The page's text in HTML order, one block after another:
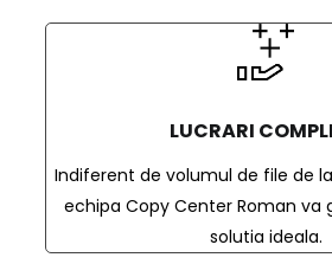
LUCRARI
Indiferent de volumul de file de
echipa Copy Center Roman va
solutia ideala.